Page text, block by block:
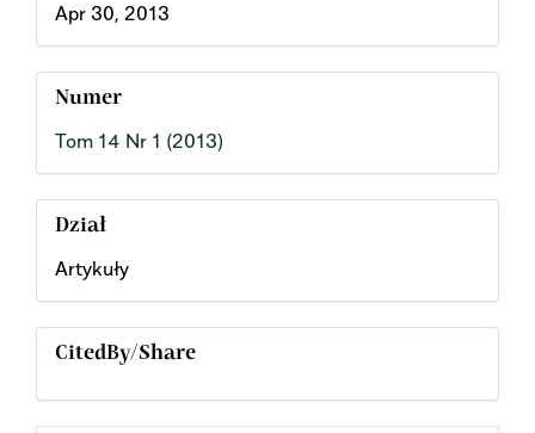
Apr 30, 2013
Numer
Tom 14 Nr 1 (2013)
Dział
Artykuły
CitedBy/Share